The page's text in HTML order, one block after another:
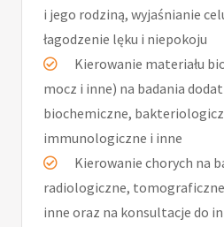
i jego rodziną, wyjaśnianie
łagodzenie lęku i niepokoju
Kierowanie materiału
mocz i inne) na badania
biochemiczne,
immunologiczne i inne
Kierowanie chorych na
radiologiczne,
inne oraz na konsultacje do